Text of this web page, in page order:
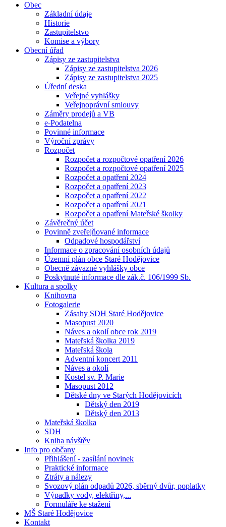
Obec
Základní údaje
Historie
Zastupitelstvo
Komise a výbory
Obecní úřad
Zápisy ze zastupitelstva
Zápisy ze zastupitelstva 2026
Zápisy ze zastupitelstva 2025
Úřední deska
Veřejné vyhlášky
Veřejnoprávní smlouvy
Záměry prodejů a VB
e-Podatelna
Povinné informace
Výroční zprávy
Rozpočet
Rozpočet a rozpočtové opatření 2026
Rozpočet a rozpočtové opatření 2025
Rozpočet a opatření 2024
Rozpočet a opatření 2023
Rozpočet a opatření 2022
Rozpočet a opatření 2021
Rozpočet a opatření Mateřské školky
Závěrečný účet
Povinně zveřejňované informace
Odpadové hospodářství
Informace o zpracování osobních údajů
Územní plán obce Staré Hodějovice
Obecně závazné vyhlášky obce
Poskytnuté informace dle zák.č. 106/1999 Sb.
Kultura a spolky
Knihovna
Fotogalerie
Zásahy SDH Staré Hodějovice
Masopust 2020
Náves a okolí obce rok 2019
Mateřská školka 2019
Mateřská škola
Adventní koncert 2011
Náves a okolí
Kostel sv. P. Marie
Masopust 2012
Dětské dny ve Starých Hodějovicích
Dětský den 2019
Dětský den 2013
Mateřská školka
SDH
Kniha návštěv
Info pro občany
Přihlášení - zasílání novinek
Praktické informace
Ztráty a nálezy
Svozový plán odpadů 2026, sběrný dvůr, poplatky
Výpadky vody, elektřiny,...
Formuláře ke stažení
MŠ Staré Hodějovice
Kontakt